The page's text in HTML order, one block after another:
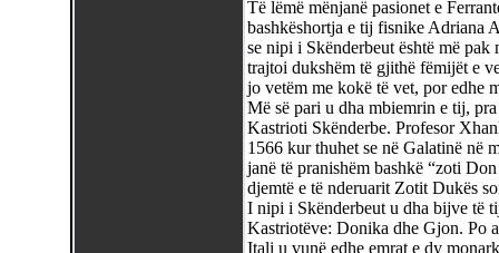
Të lëmë mënjanë pasionet e
bashkëshortja e tij fisnike Adriana
se nipi i Skënderbeut është më pak
trajtoi dukshëm të gjithë fëmijët e
jo vetëm me kokë të vet, por edhe
Më së pari u dha mbiemrin e tij,
Kastrioti Skënderbe. Profesor
1566 kur thuhet se në Galatinë në
janë të pranishëm bashkë “zoti
djemtë e të nderuarit Zotit Dukës
I nipi i Skënderbeut u dha bijve të
Kastriotëve: Donika dhe Gjon. Po
Itali u vunë edhe emrat e dy